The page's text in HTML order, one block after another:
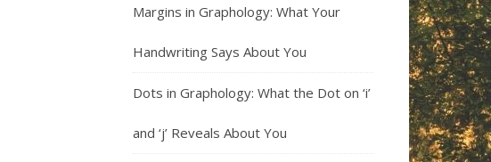
Margins in Graphology: What Your
Handwriting Says About You
Dots in Graphology: What the Dot on ‘i’
and ‘j’ Reveals About You